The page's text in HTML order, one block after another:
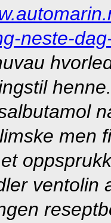
neste-
men
ventolin